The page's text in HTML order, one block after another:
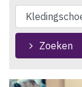
Zoeken